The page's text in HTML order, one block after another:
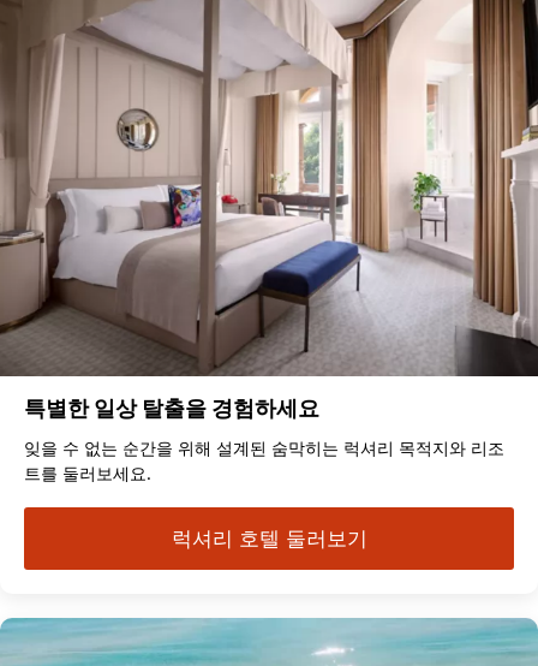
특별한 일상 탈출을 경험하세요
잊을 수 없는 순간을 위해 설계된 숨막히는 럭셔리 목적지와 리조
트를 둘러보세요.
럭셔리 호텔 둘러보기